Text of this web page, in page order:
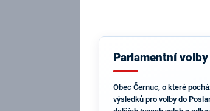
Parlamentní
Obec Černuc, o které
výsledků pro volby do